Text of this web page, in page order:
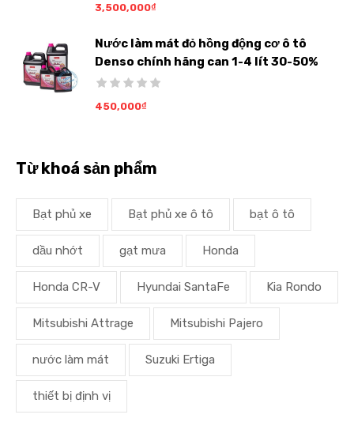
3,500,000₫
Nước làm mát đỏ hồng động cơ ô tô
Denso chính hãng can 1-4 lít 30-50%
450,000₫
Từ khoá sản phẩm
Bạt phủ xe Bạt phủ xe ô tô bạt ô tô
dầu nhớt gạt mưa Honda
Honda CR-V Hyundai SantaFe Kia Rondo
Mitsubishi Attrage Mitsubishi Pajero
nước làm mát Suzuki Ertiga
thiết bị định vị